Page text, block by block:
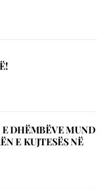
DHËMBËVE MUND
E KUJTESËS NË